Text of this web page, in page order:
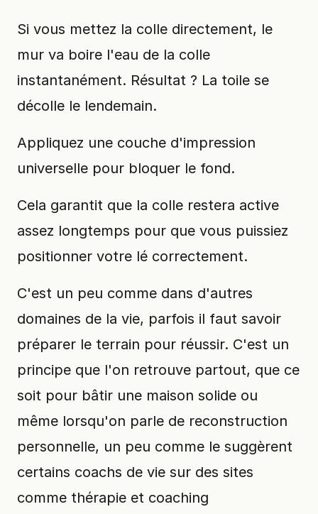
Si vous mettez la colle directement, le
mur va boire l'eau de la colle
instantanément. Résultat ? La toile se
décolle le lendemain.
Appliquez une couche d'impression
universelle pour bloquer le fond.
Cela garantit que la colle restera active
assez longtemps pour que vous puissiez
positionner votre lé correctement.
C'est un peu comme dans d'autres
domaines de la vie, parfois il faut savoir
préparer le terrain pour réussir. C'est un
principe que l'on retrouve partout, que ce
soit pour bâtir une maison solide ou
même lorsqu'on parle de reconstruction
personnelle, un peu comme le suggèrent
certains coachs de vie sur des sites
comme thérapie et coaching